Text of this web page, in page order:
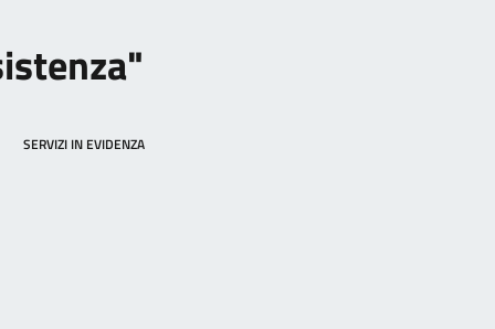
SERVIZI IN EVIDENZA